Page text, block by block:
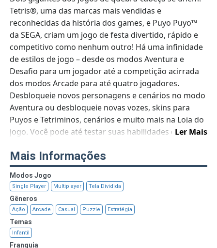
Ler Mais
Tetris®, uma das marcas mais vendidas e
reconhecidas da história dos games, e Puyo Puyo™
da SEGA, criam um jogo de festa divertido, rápido e
competitivo como nenhum outro! Há uma infinidade
de estilos de jogo – desde os modos Aventura e
Desafio para um jogador até a competição acirrada
dos modos Arcade para até quatro jogadores.
Desbloqueie novos personagens e cenários no modo
Aventura ou desbloqueie novas vozes, skins para
Puyos e Tetriminos, cenários e muito mais na Loja do
jogo. Você pode até testar suas habilidades de
um dos modos multijogador com até quatro
jogadores online nos modos Liga de Quebra-cabeças
ou Jogo Livre. RECURSOS!
Aventura
O modo para um jogador oferece dez atos
exclusivos, cada um com dez fases apresentando
personagens diferentes dos universos de Puyo Puyo
e Tetris. Cada fase contém desafios únicos que os
Mais Informações
Modos Jogo
Single Player Multiplayer Tela Dividida
Gêneros
Ação Arcade Casual Puzzle Estratégia
Temas
Infantil
Franquia